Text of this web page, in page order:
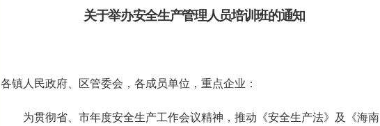
关于举办安全生产管理人员培训班的通知
各镇人民政府、区管委会，各成员单位，重点企业：
为贯彻省、市年度安全生产工作会议精神，推动《安全生产法》及《海南